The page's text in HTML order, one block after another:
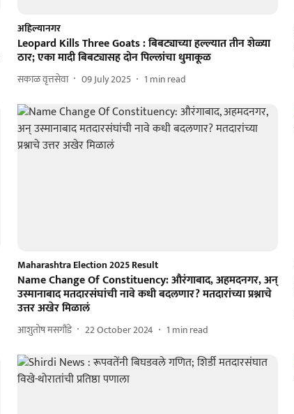
अहिल्यानगर
Leopard Kills Three Goats : बिबट्याच्या हल्ल्यात तीन शेळ्या
ठार; एका मादी बिबट्यासह दोन पिल्लांचा धुमाकूळ
सकाळ वृत्तसेवा 09 July 2025 1 min read
Maharashtra Election 2025 Result
Name Change Of Constituency: औरंगाबाद, अहमदनगर, अन्
उस्मानाबाद मतदारसंघांची नावे कधी बदलणार? मतदारांच्या प्रश्नाचे
उत्तर अखेर मिळालं
आशुतोष मसगौंडे 22 October 2024 1 min read